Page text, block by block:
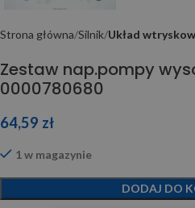
Strona główna Silnik Układ
Zestaw nap.pompy
0000780680
64,59 zł
1 w magazynie
DODAJ DO